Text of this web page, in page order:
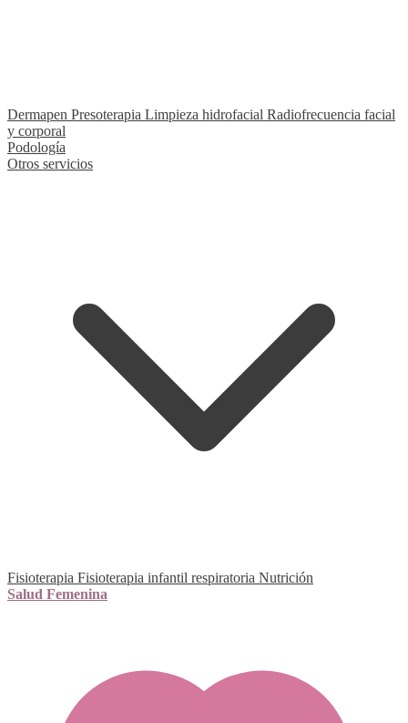
Dermapen Presoterapia Limpieza hidrofacial Radiofrecuencia facial
y corporal
Podología
Otros servicios
Fisioterapia Fisioterapia infantil respiratoria Nutrición
Salud Femenina